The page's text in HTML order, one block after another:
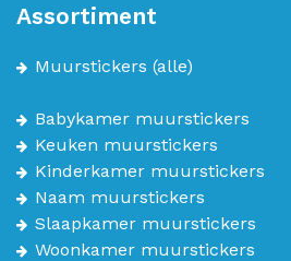
Assortiment
Muurstickers (alle)
Babykamer muurstickers
Keuken muurstickers
Kinderkamer muurstickers
Naam muurstickers
Slaapkamer muurstickers
Woonkamer muurstickers